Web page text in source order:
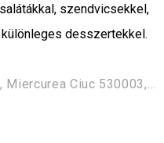
szendvicsekkel,
desszertekkel.
Piața Majláth Gusztáv Károly 4, Miercurea Ciuc 530003, Romania